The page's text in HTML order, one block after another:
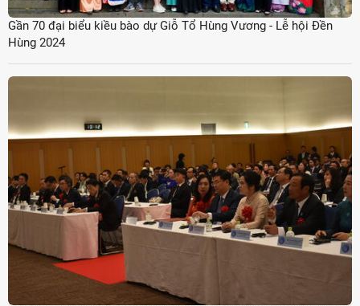
Gần 70 đại biểu kiều bào dự Giỗ Tổ Hùng Vương - Lễ hội Đền
Hùng 2024